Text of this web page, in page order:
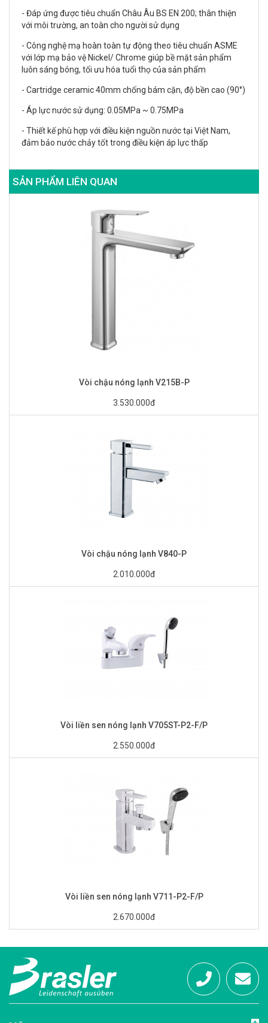
- Đáp ứng được tiêu chuẩn Châu Âu BS EN 200; thân thiện
với môi trường, an toàn cho người sử dụng
- Công nghệ mạ hoàn toàn tự động theo tiêu chuẩn ASME
với lớp mạ bảo vệ Nickel/ Chrome giúp bề mặt sản phẩm
luôn sáng bóng, tối ưu hóa tuổi thọ của sản phẩm
- Cartridge ceramic 40mm chống bám cặn, độ bền cao (90°)
- Áp lực nước sử dụng: 0.05MPa ~ 0.75MPa
- Thiết kế phù hợp với điều kiện nguồn nước tại Việt Nam,
đảm bảo nước chảy tốt trong điều kiện áp lực thấp
SẢN PHẨM LIÊN QUAN
Vòi chậu nóng lạnh V215B-P
3.530.000đ
Vòi chậu nóng lạnh V840-P
2.010.000đ
Vòi liền sen nóng lạnh V705ST-P2-F/P
2.550.000đ
Vòi liền sen nóng lạnh V711-P2-F/P
2.670.000đ